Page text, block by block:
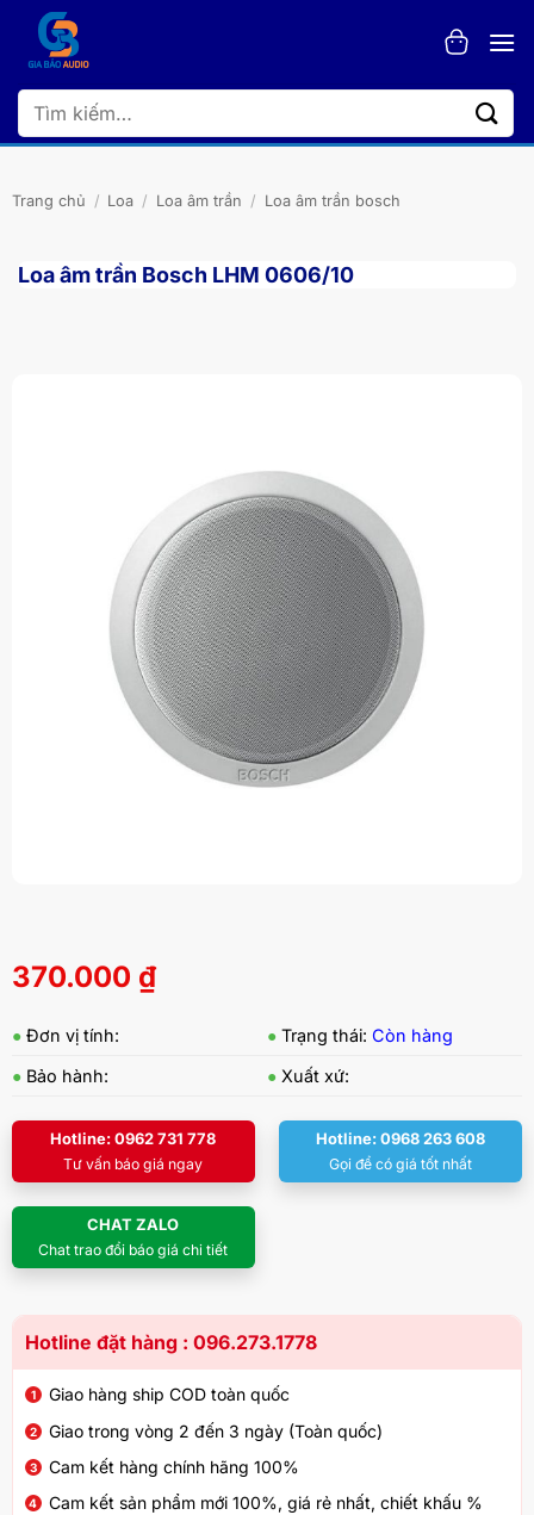
dung
Tìm
kiếm:
Trang chủ / Loa / Loa âm trần / Loa âm trần bosch
Loa âm trần Bosch LHM 0606/10
370.000 ₫
● Đơn vị tính: ● Trạng thái: Còn hàng
● Bảo hành: ● Xuất xứ:
Hotline: 0962 731 778
Tư vấn báo giá ngay
Hotline: 0968 263 608
Gọi để có giá tốt nhất
CHAT ZALO
Chat trao đổi báo giá chi tiết
Hotline đặt hàng : 096.273.1778
Giao hàng ship COD toàn quốc
Giao trong vòng 2 đến 3 ngày (Toàn quốc)
Cam kết hàng chính hãng 100%
Cam kết sản phẩm mới 100%, giá rẻ nhất, chiết khấu %